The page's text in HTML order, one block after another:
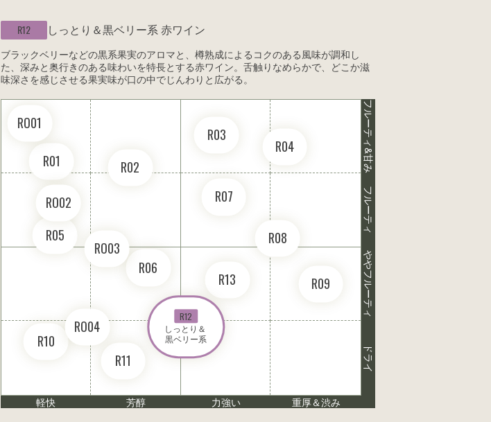
R12 しっとり＆黒ベリー系赤ワイン
ブラックベリーなどの黒系果実のアロマと、樽熟成によるコクのある風味が調和し
た、深みと奥行きのある味わいを特長とする赤ワイン。舌触りなめらかで、どこか滋
味深さを感じさせる果実味が口の中でじんわりと広がる。
R01 R02
R03
R04
R05
R06
R07
R08
R09
R10
R11
R12
しっとり＆
黒ベリー系
R13
RO01
RO02
RO03
RO04
フルーティ&甘み
フルーティ
ややフルーティ
ドライ
軽快 芳醇 力強い 重厚＆渋み